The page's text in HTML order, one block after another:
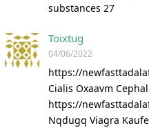
substances 27
Toixtug
04/06/2022
https://
Cialis Oxaavm
https://
Nqdugq Viagra